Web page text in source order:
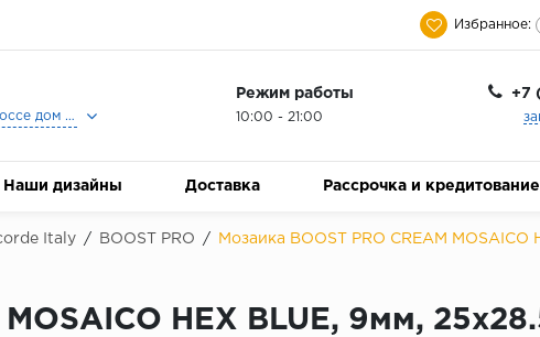
Избранное:
Москва, Ленинградское шоссе дом 25, Торговый Центр Family Room, 2-ой этаж, Магазин Керамический Бум.
Режим работы
10:00 - 21:00
+7
Наши дизайны Доставка Рассрочка и кредитование
Italy / BOOST PRO / Мозаика BOOST PRO CREAM
MOSAICO HEX BLUE, 9мм,